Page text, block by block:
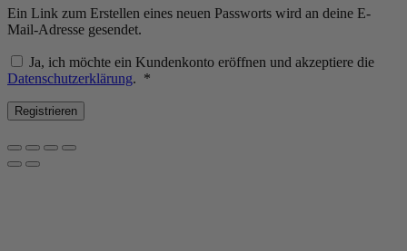
Ein Link zum Erstellen eines neuen Passworts wird an deine E-
Mail-Adresse gesendet.
Ja, ich möchte ein Kundenkonto eröffnen und akzeptiere die
Datenschutzerklärung. *
Registrieren